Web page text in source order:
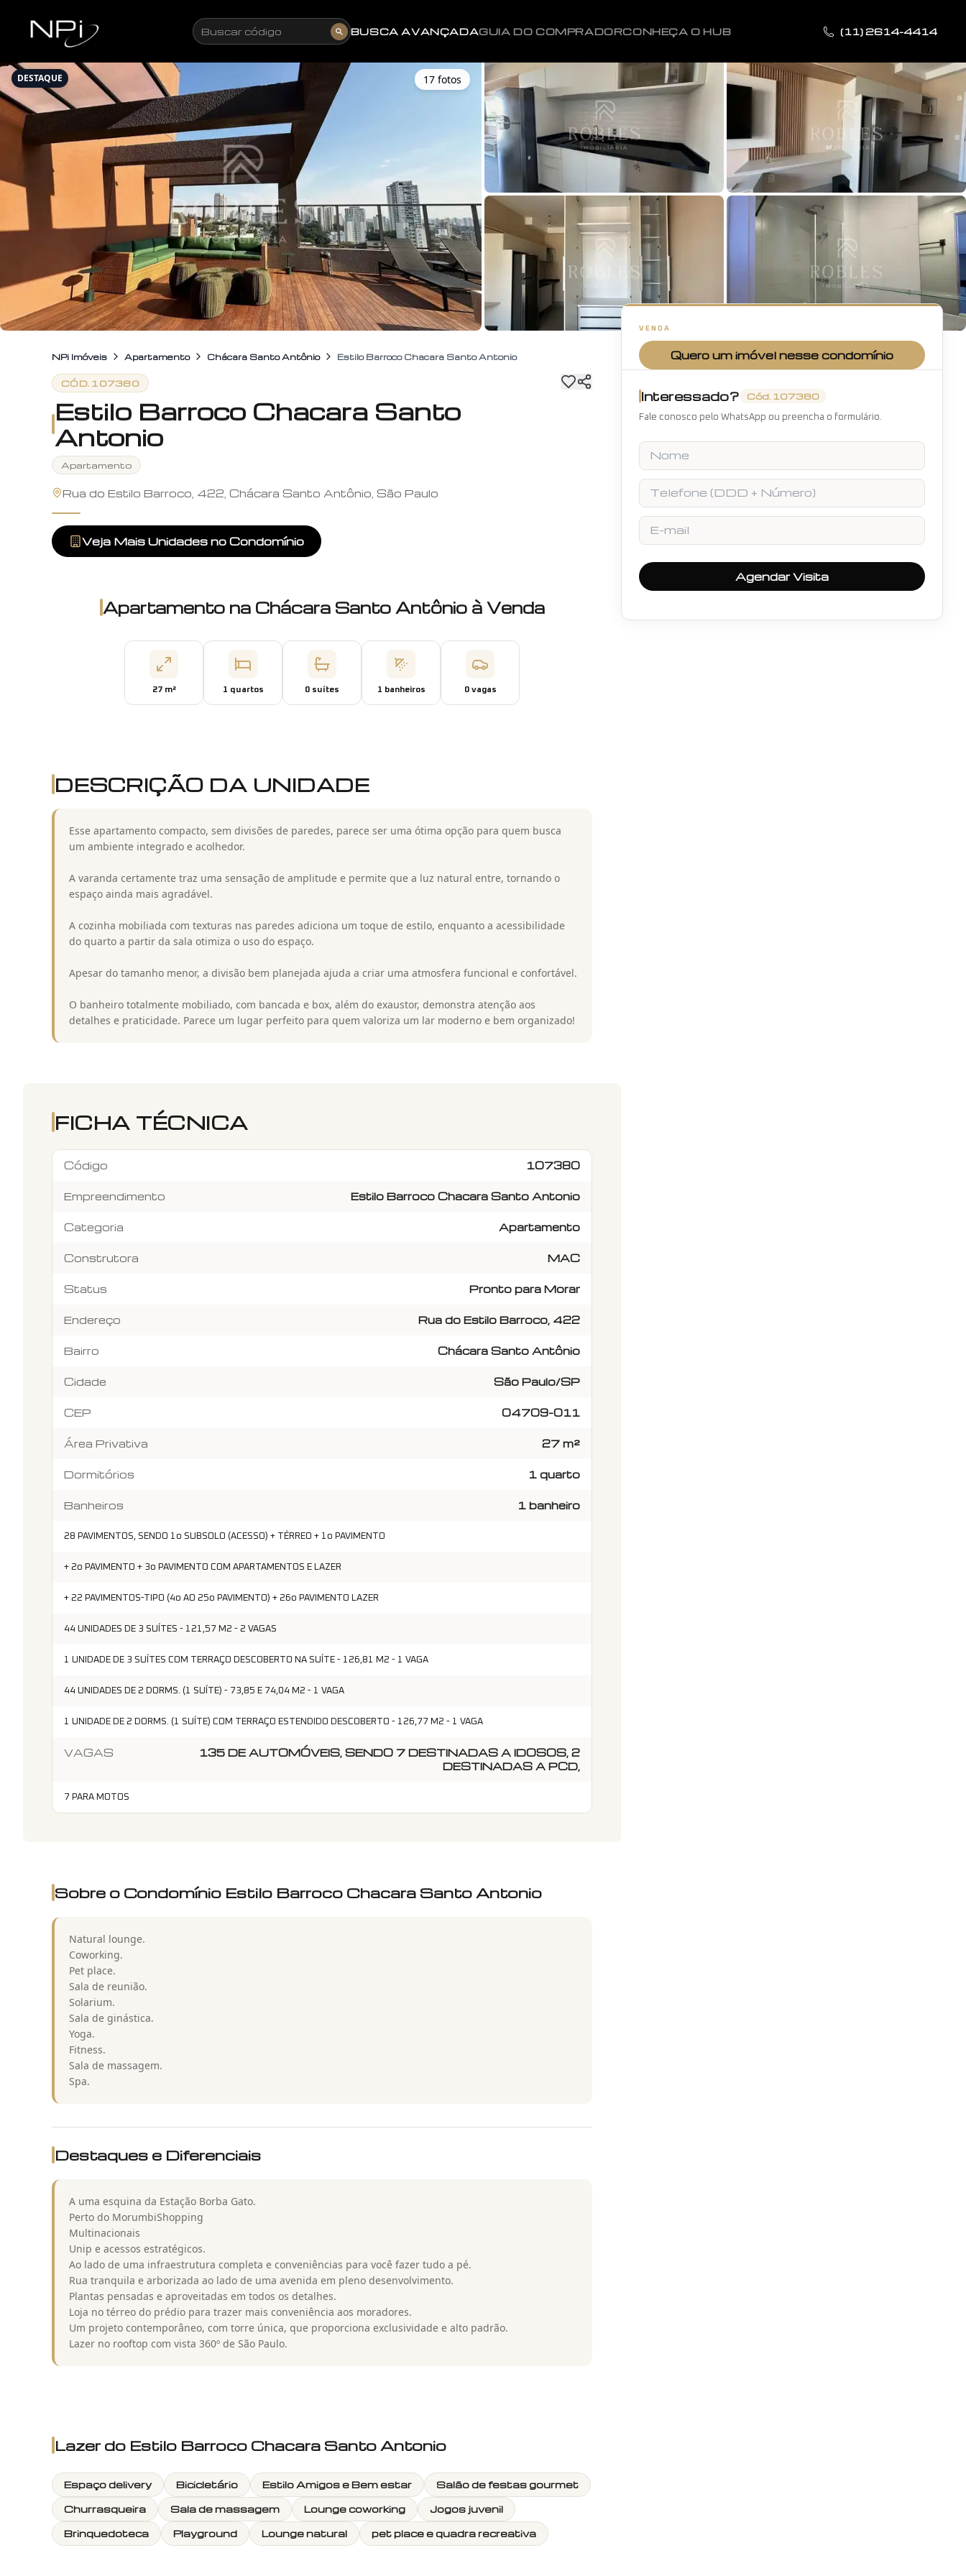
Buscar código BUSCA AVANÇADAGUIA DO COMPRADORCONHEÇA O HUB (11) 2614-4414
DESTAQUE 17 fotos
+12fotos
NPi Imóveis Apartamento Chácara Santo Antônio Estilo Barroco Chacara Santo Antonio
CÓD. 107380
Estilo Barroco Chacara Santo
Antonio
Apartamento
Rua do Estilo Barroco, 422, Chácara Santo Antônio, São Paulo
Veja Mais Unidades no Condomínio
Apartamento na Chácara Santo Antônio à Venda
27m² 1 quartos 0 suítes 1 banheiros 0vagas
DESCRIÇÃO DA UNIDADE
Esse apartamento compacto, sem divisões de paredes, parece ser uma ótima opção para quem busca
um ambiente integrado e acolhedor.
A varanda certamente traz uma sensação de amplitude e permite que a luz natural entre, tornando o
espaço ainda mais agradável.
A cozinha mobiliada com texturas nas paredes adiciona um toque de estilo, enquanto a acessibilidade
do quarto a partir da sala otimiza o uso do espaço.
Apesar do tamanho menor, a divisão bem planejada ajuda a criar uma atmosfera funcional e confortável.
O banheiro totalmente mobiliado, com bancada e box, além do exaustor, demonstra atenção aos
detalhes e praticidade. Parece um lugar perfeito para quem valoriza um lar moderno e bem organizado!
FICHA TÉCNICA
Código 107380
Empreendimento Estilo Barroco Chacara Santo Antonio
Categoria Apartamento
Construtora MAC
Status Pronto para Morar
Endereço Rua do Estilo Barroco, 422
Bairro Chácara Santo Antônio
Cidade São Paulo/SP
CEP 04709-011
Área Privativa 27 m²
Dormitórios 1 quarto
Banheiros 1 banheiro
28 PAVIMENTOS, SENDO 1o SUBSOLO (ACESSO) + TÉRREO + 1o PAVIMENTO
+ 2o PAVIMENTO + 3o PAVIMENTO COM APARTAMENTOS E LAZER
+ 22 PAVIMENTOS-TIPO (4o AO 25o PAVIMENTO) + 26o PAVIMENTO LAZER
44 UNIDADES DE 3 SUÍTES - 121,57 M2 - 2 VAGAS
1 UNIDADE DE 3 SUÍTES COM TERRAÇO DESCOBERTO NA SUÍTE - 126,81 M2 - 1 VAGA
44 UNIDADES DE 2 DORMS. (1 SUÍTE) - 73,85 E 74,04 M2 - 1 VAGA
1 UNIDADE DE 2 DORMS. (1 SUÍTE) COM TERRAÇO ESTENDIDO DESCOBERTO - 126,77 M2 - 1 VAGA
VAGAS
135 DE AUTOMÓVEIS, SENDO 7 DESTINADAS A IDOSOS, 2
DESTINADAS A PCD,
7 PARA MOTOS
Sobre o Condomínio Estilo Barroco Chacara Santo Antonio
Natural lounge.
Coworking.
Pet place.
Sala de reunião.
Solarium.
Sala de ginástica.
Yoga.
Fitness.
Sala de massagem.
Spa.
Destaques e Diferenciais
A uma esquina da Estação Borba Gato.
Perto do MorumbiShopping
Multinacionais
Unip e acessos estratégicos.
Ao lado de uma infraestrutura completa e conveniências para você fazer tudo a pé.
Rua tranquila e arborizada ao lado de uma avenida em pleno desenvolvimento.
Plantas pensadas e aproveitadas em todos os detalhes.
Loja no térreo do prédio para trazer mais conveniência aos moradores.
Um projeto contemporâneo, com torre única, que proporciona exclusividade e alto padrão.
Lazer no rooftop com vista 360º de São Paulo.
Lazer do Estilo Barroco Chacara Santo Antonio
Espaço delivery Bicicletário Estilo Amigos e Bem estar
Salão de festas gourmet
Churrasqueira
Sala de massagem Lounge coworking
Jogos juvenil
Brinquedoteca
Playground Lounge natural pet place e quadra recreativa
VENDA
Quero um imóvel nesse condomínio
Interessado? Cód. 107380
Fale conosco pelo WhatsApp ou preencha o formulário.
Nome
Telefone
E-mail
Agendar Visita